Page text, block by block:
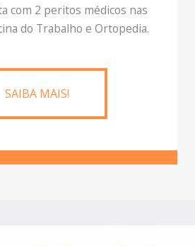
com 2 peritos médicos nas
do Trabalho e Ortopedia.
SAIBA MAIS!